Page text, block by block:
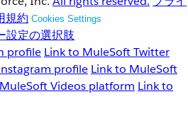
規約 Cookies Settings
設定の選択肢
profile Link to MuleSoft Twitter
profile Link to MuleSoft
Videos platform Link to